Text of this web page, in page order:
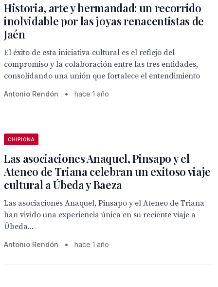
Historia, arte y hermandad: un recorrido
inolvidable por las joyas renacentistas de
Jaén
El éxito de esta iniciativa cultural es el reflejo del
compromiso y la colaboración entre las tres entidades,
consolidando una unión que fortalece el entendimiento
Antonio Rendón • hace 1 año
CHIPIONA
Las asociaciones Anaquel, Pinsapo y el
Ateneo de Triana celebran un exitoso viaje
cultural a Úbeda y Baeza
Las asociaciones Anaquel, Pinsapo y el Ateneo de Triana
han vivido una experiencia única en su reciente viaje a
Ûbeda...
Antonio Rendón • hace 1 año